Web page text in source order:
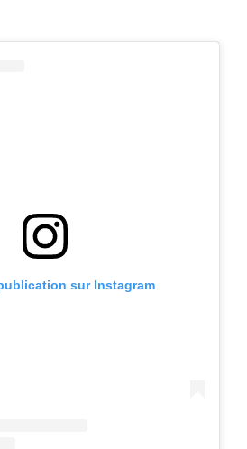
sur Instagram